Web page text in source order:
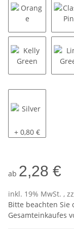
Orange
Silver
+ 0,80 €
ab 2,28 €
inkl. 19% MwSt. ,
Bitte beachten
Gesamteinkaufes